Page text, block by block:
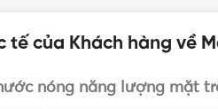
của Khách hàng về
nóng năng lượng mặt